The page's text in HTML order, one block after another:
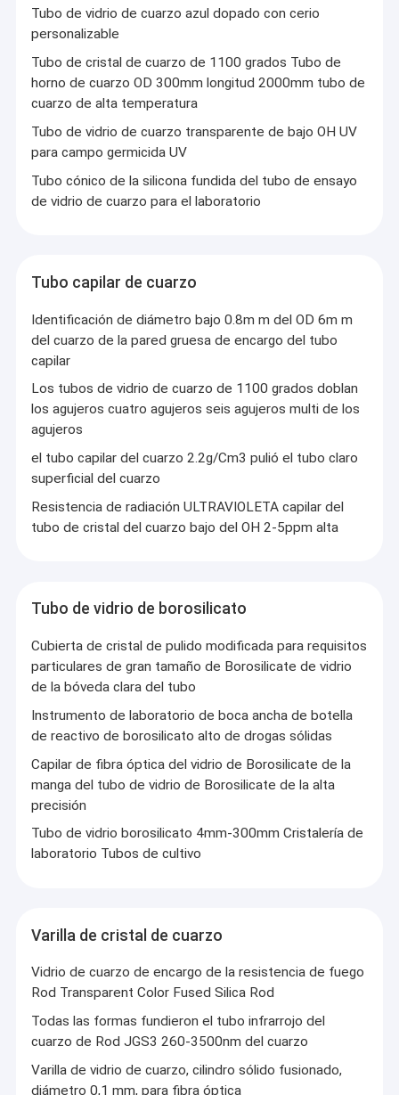
En casa
Los vídeos
Tubo de vidrio de cuarzo azul dopado con cerio
personalizable
Tubo de cristal de cuarzo de 1100 grados Tubo de
horno de cuarzo OD 300mm longitud 2000mm tubo de
cuarzo de alta temperatura
Tubo de vidrio de cuarzo transparente de bajo OH UV
para campo germicida UV
Tubo cónico de la silicona fundida del tubo de ensayo
de vidrio de cuarzo para el laboratorio
Tubo capilar de cuarzo
Identificación de diámetro bajo 0.8m m del OD 6m m
del cuarzo de la pared gruesa de encargo del tubo
capilar
Los tubos de vidrio de cuarzo de 1100 grados doblan
los agujeros cuatro agujeros seis agujeros multi de los
agujeros
el tubo capilar del cuarzo 2.2g/Cm3 pulió el tubo claro
superficial del cuarzo
Resistencia de radiación ULTRAVIOLETA capilar del
tubo de cristal del cuarzo bajo del OH 2-5ppm alta
Tubo de vidrio de borosilicato
Cubierta de cristal de pulido modificada para requisitos
particulares de gran tamaño de Borosilicate de vidrio
de la bóveda clara del tubo
Instrumento de laboratorio de boca ancha de botella
de reactivo de borosilicato alto de drogas sólidas
Capilar de fibra óptica del vidrio de Borosilicate de la
manga del tubo de vidrio de Borosilicate de la alta
precisión
Tubo de vidrio borosilicato 4mm-300mm Cristalería de
laboratorio Tubos de cultivo
Varilla de cristal de cuarzo
Vidrio de cuarzo de encargo de la resistencia de fuego
Rod Transparent Color Fused Silica Rod
Todas las formas fundieron el tubo infrarrojo del
cuarzo de Rod JGS3 260-3500nm del cuarzo
Varilla de vidrio de cuarzo, cilindro sólido fusionado,
diámetro 0,1 mm, para fibra óptica
Yantai ZK Optics Co., Ltd., se fundó en 1998, es una empresa
integral de procesamiento de vidrio de alta tecnología que
Las ventas de productos se han extendido por todo el mundo y
son confiables para los usuarios en Asia, Europa, Estados